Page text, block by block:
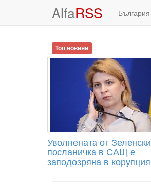
AlfaRSS България
Топ новини
Уволнената от Зеленски
посланичка в САЩ е
заподозряна в корупция